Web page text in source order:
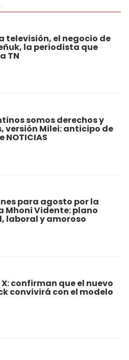
televisión, el negocio de
la periodista que
TN
somos derechos y
versión Milei: anticipo de
NOTICIAS
para agosto por la
Mhoni Vidente: plano
laboral y amoroso
confirman que el nuevo
convivirá con el modelo